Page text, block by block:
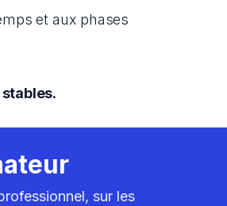
et aux phases
sur les